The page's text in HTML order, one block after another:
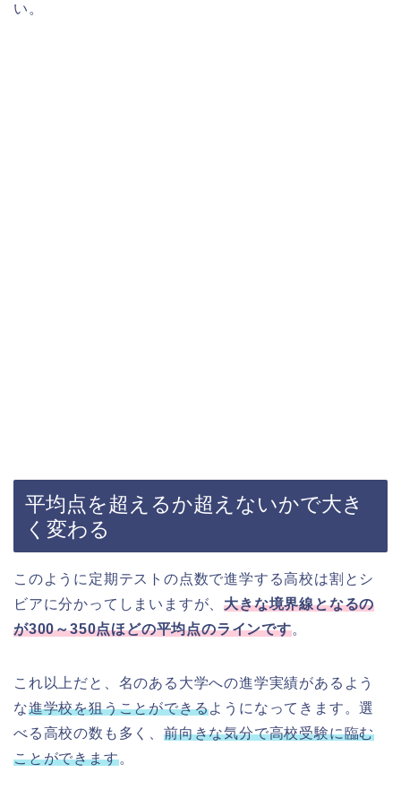
い。
平均点を超えるか超えないかで大き
く変わる
このように定期テストの点数で進学する高校は割とシ
ビアに分かってしまいますが、大きな境界線となるの
が300～350点ほどの平均点のラインです。
これ以上だと、名のある大学への進学実績があるよう
な進学校を狙うことができるようになってきます。選
べる高校の数も多く、 前向きな気分で高校受験に臨む
ことができます。